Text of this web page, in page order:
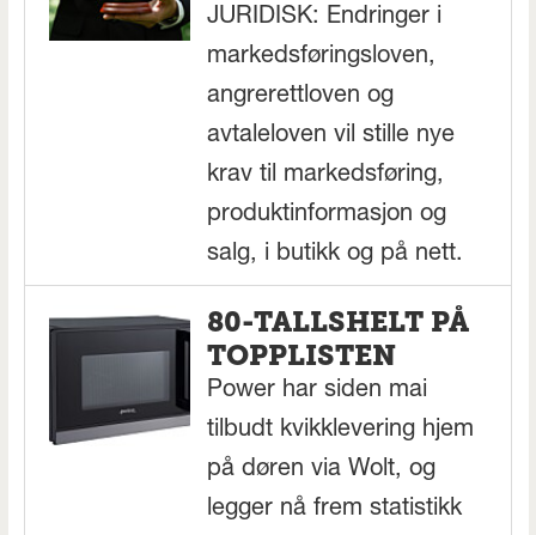
JURIDISK: Endringer i
markedsføringsloven,
angrerettloven og
avtaleloven vil stille nye
krav til markedsføring,
produktinformasjon og
salg, i butikk og på nett.
80-TALLSHELT PÅ
TOPPLISTEN
Power har siden mai
tilbudt kvikklevering hjem
på døren via Wolt, og
legger nå frem statistikk